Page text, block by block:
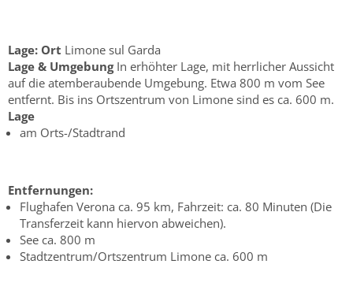
Lage: Ort Limone sul Garda
Lage & UmgebungIn erhöhter Lage, mit herrlicher Aussicht
auf die atemberaubende Umgebung. Etwa 800 m vom See
entfernt. Bis ins Ortszentrum von Limone sind es ca. 600 m.
Lage
am Orts-/Stadtrand
Entfernungen:
Flughafen Verona ca. 95 km, Fahrzeit: ca. 80 Minuten (Die
Transferzeit kann hiervon abweichen).
See ca. 800 m
Stadtzentrum/Ortszentrum Limone ca. 600 m